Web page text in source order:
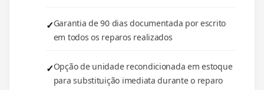
Garantia de 90 dias documentada por escrito
em todos os reparos realizados
Opção de unidade recondicionada em estoque
para substituição imediata durante o reparo